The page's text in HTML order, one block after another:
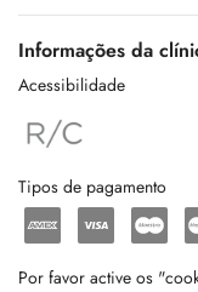
Informações da
Acessibilidade
Tipos de pagamento
Por favor active os